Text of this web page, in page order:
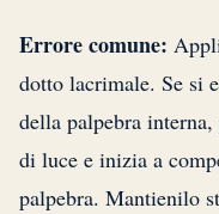
Errore comune:
dotto lacrimale. Se si
della palpebra
di luce e inizia a
palpebra. Mantienilo